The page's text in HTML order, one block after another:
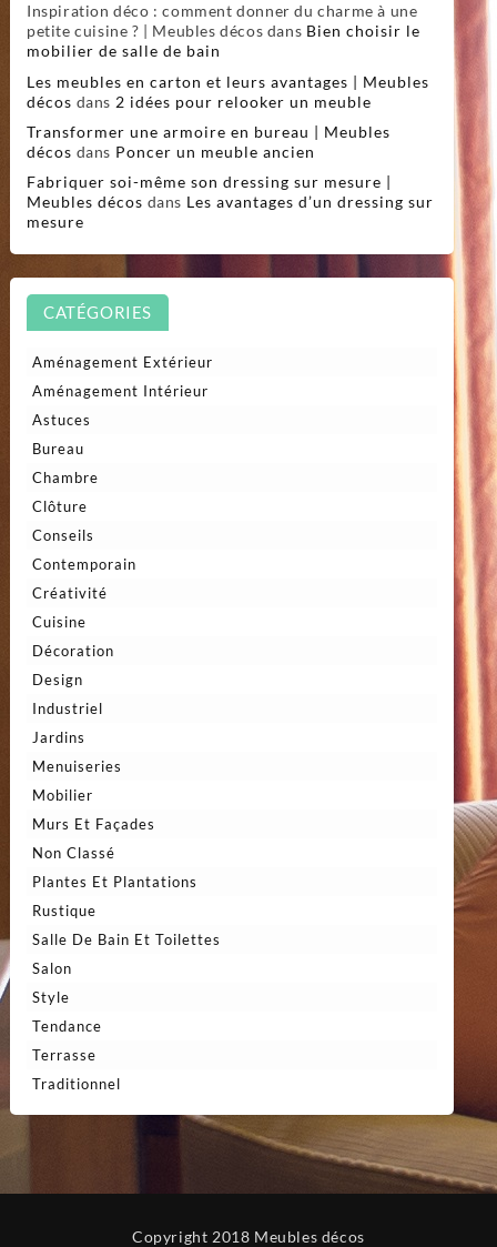
Inspiration déco : comment donner du charme à une
petite cuisine ? | Meubles décos dans Bien choisir le
mobilier de salle de bain
Les meubles en carton et leurs avantages | Meubles
décos dans 2 idées pour relooker un meuble
Transformer une armoire en bureau | Meubles
décos dans Poncer un meuble ancien
Fabriquer soi-même son dressing sur mesure |
Meubles décos dans Les avantages d’un dressing sur
mesure
CATÉGORIES
Aménagement Extérieur
Aménagement Intérieur
Astuces
Bureau
Chambre
Clôture
Conseils
Contemporain
Créativité
Cuisine
Décoration
Design
Industriel
Jardins
Menuiseries
Mobilier
Murs Et Façades
Non Classé
Plantes Et Plantations
Rustique
Salle De Bain Et Toilettes
Salon
Style
Tendance
Terrasse
Traditionnel
Copyright 2018 Meubles décos